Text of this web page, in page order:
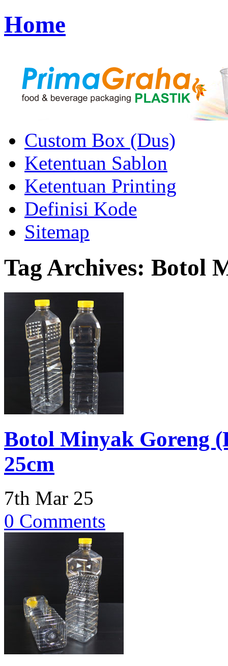
Home
Custom Box (Dus)
Ketentuan Sablon
Ketentuan Printing
Definisi Kode
Sitemap
Tag Archives: Botol
Botol Minyak Goreng
25cm
7th Mar 25
0 Comments